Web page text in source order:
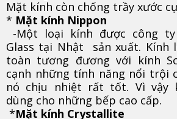
Mặt kính còn chống trầy xước
* Mặt kính Nippon
-Một loại kính được công
Glass tại Nhật sản xuất. Kính
toàn tương đương với kính
cạnh những tính năng nổi trội
nó chịu nhiệt rất tốt. Vì vậy
dùng cho những bếp cao cấp.
*Mặt kính Crystallite